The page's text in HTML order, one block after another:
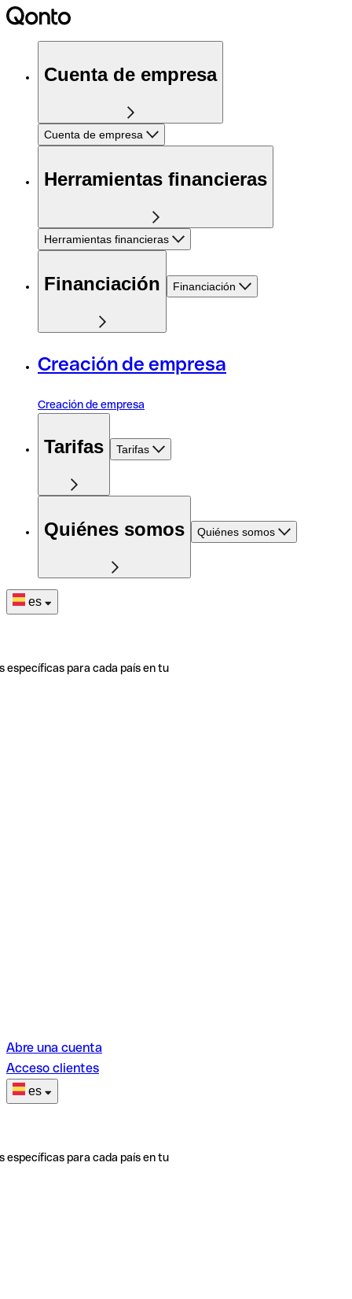
Cuenta de empresa
Cuenta de empresa
Herramientas financieras
Herramientas financieras
Financiación Financiación
Creación de empresa
Creación de empresa
Tarifas Tarifas
Quiénes somos Quiénes somos
es
específicas para cada país en tu
Abre una cuenta
Acceso clientes
es
específicas para cada país en tu